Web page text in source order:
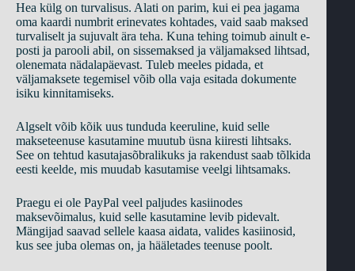
Hea külg on turvalisus. Alati on parim, kui ei pea jagama
oma kaardi numbrit erinevates kohtades, vaid saab maksed
turvaliselt ja sujuvalt ära teha. Kuna tehing toimub ainult e-
posti ja parooli abil, on sissemaksed ja väljamaksed lihtsad,
olenemata nädalapäevast. Tuleb meeles pidada, et
väljamaksete tegemisel võib olla vaja esitada dokumente
isiku kinnitamiseks.
Algselt võib kõik uus tunduda keeruline, kuid selle
makseteenuse kasutamine muutub üsna kiiresti lihtsaks.
See on tehtud kasutajasõbralikuks ja rakendust saab tõlkida
eesti keelde, mis muudab kasutamise veelgi lihtsamaks.
Praegu ei ole PayPal veel paljudes kasiinodes
maksevõimalus, kuid selle kasutamine levib pidevalt.
Mängijad saavad sellele kaasa aidata, valides kasiinosid,
kus see juba olemas on, ja hääletades teenuse poolt.